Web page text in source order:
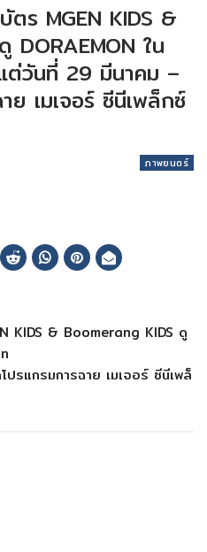
ตร MGEN KIDS &
DORAEMON ใน
วันที่ 29 มีนาคม –
ย เมเจอร์ ซีนีเพล็กซ์
ภาพยนตร์
KIDS & Boomerang KIDS ดู
รแกรมการฉาย เมเจอร์ ซีนีเพล็